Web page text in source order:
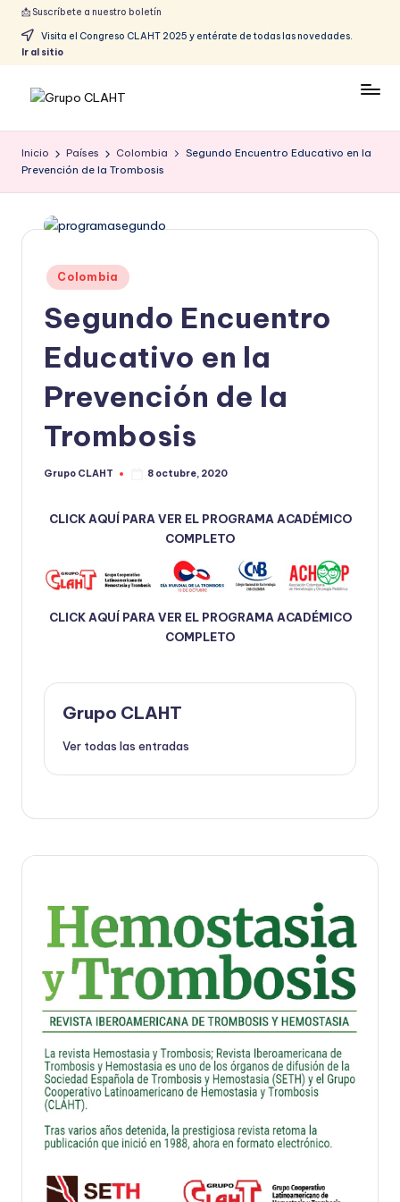
📩 Suscríbete a nuestro boletín
Visita el Congreso CLAHT 2025 y entérate de todas las novedades.
Ir al sitio
Inicio Países Colombia
Segundo Encuentro Educativo en la
Prevención de la Trombosis
Colombia
Segundo Encuentro
Educativo en la
Prevención de la
Trombosis
Grupo CLAHT 8 octubre, 2020
CLICK AQUÍ PARA VER EL PROGRAMA ACADÉMICO
COMPLETO
CLICK AQUÍ PARA VER EL PROGRAMA ACADÉMICO
COMPLETO
Grupo CLAHT
Ver todas las entradas